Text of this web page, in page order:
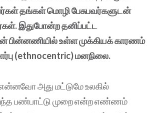
தங்கள் மொழி பேசுபவர்களுடன்
இதுபோன்ற தனிப்பட்ட
பின்னணியில் உள்ள முக்கியக் காரணம்
(ethnocentric) மனநிலை.
அது மட்டுமே உலகில்
பண்பாட்டு முறை என்ற எண்ணம்